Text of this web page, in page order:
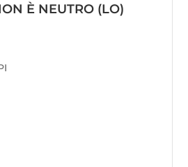
È NEUTRO (LO)